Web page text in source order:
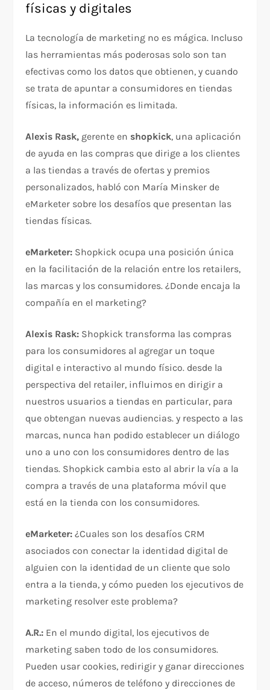
físicas y digitales
La tecnología de marketing no es mágica. Incluso
las herramientas más poderosas solo son tan
efectivas como los datos que obtienen, y cuando
se trata de apuntar a consumidores en tiendas
físicas, la información es limitada.
Alexis Rask, gerente en shopkick, una aplicación
de ayuda en las compras que dirige a los clientes
a las tiendas a través de ofertas y premios
personalizados, habló con María Minsker de
eMarketer sobre los desafíos que presentan las
tiendas físicas.
eMarketer: Shopkick ocupa una posición única
en la facilitación de la relación entre los retailers,
las marcas y los consumidores. ¿Donde encaja la
compañía en el marketing?
Alexis Rask: Shopkick transforma las compras
para los consumidores al agregar un toque
digital e interactivo al mundo físico. desde la
perspectiva del retailer, influimos en dirigir a
nuestros usuarios a tiendas en particular, para
que obtengan nuevas audiencias. y respecto a las
marcas, nunca han podido establecer un diálogo
uno a uno con los consumidores dentro de las
tiendas. Shopkick cambia esto al abrir la vía a la
compra a través de una plataforma móvil que
está en la tienda con los consumidores.
eMarketer: ¿Cuales son los desafíos CRM
asociados con conectar la identidad digital de
alguien con la identidad de un cliente que solo
entra a la tienda, y cómo pueden los ejecutivos de
marketing resolver este problema?
A.R.: En el mundo digital, los ejecutivos de
marketing saben todo de los consumidores.
Pueden usar cookies, redirigir y ganar direcciones
de acceso, números de teléfono y direcciones de